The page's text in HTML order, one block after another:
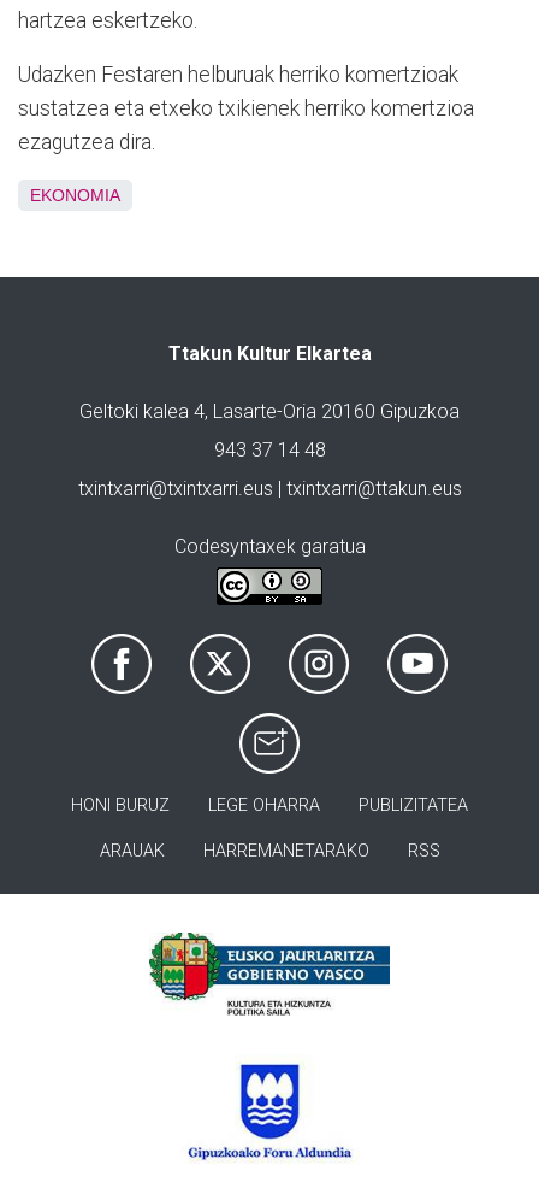
hartzea eskertzeko.
Udazken Festaren helburuak herriko komertzioak
sustatzea eta etxeko txikienek herriko komertzioa
ezagutzea dira.
EKONOMIA
Ttakun Kultur Elkartea
Geltoki kalea 4, Lasarte-Oria 20160 Gipuzkoa
943 37 14 48
txintxarri@txintxarri.eus | txintxarri@ttakun.eus
Codesyntaxek garatua
HONI BURUZ LEGE OHARRA PUBLIZITATEA
ARAUAK HARREMANETARAKO RSS